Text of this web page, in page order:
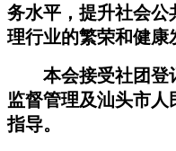
务水平，提升社会公
理行业的繁荣和健康
本会接受社团登
监督管理及汕头市
指导。